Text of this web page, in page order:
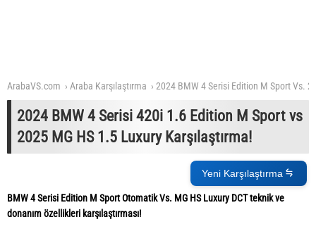
ArabaVS.com Araba Karşılaştırma 2024 BMW 4 Serisi Edition M Sport Vs.
2024 BMW 4 Serisi 420i 1.6 Edition M Sport vs
2025 MG HS 1.5 Luxury Karşılaştırma!
Yeni Karşılaştırma
BMW 4 Serisi Edition M Sport Otomatik Vs. MG HS Luxury DCT teknik ve
donanım özellikleri karşılaştırması!